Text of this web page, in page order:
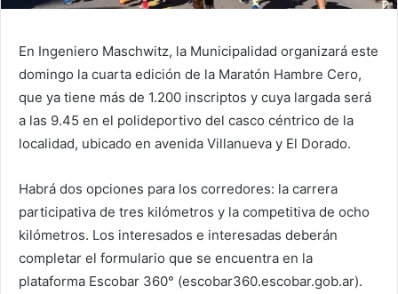
En Ingeniero Maschwitz, la Municipalidad organizará este
domingo la cuarta edición de la Maratón Hambre Cero,
que ya tiene más de 1.200 inscriptos y cuya largada será
a las 9.45 en el polideportivo del casco céntrico de la
localidad, ubicado en avenida Villanueva y El Dorado.
Habrá dos opciones para los corredores: la carrera
participativa de tres kilómetros y la competitiva de ocho
kilómetros. Los interesados e interesadas deberán
completar el formulario que se encuentra en la
plataforma Escobar 360° (escobar360.escobar.gob.ar).